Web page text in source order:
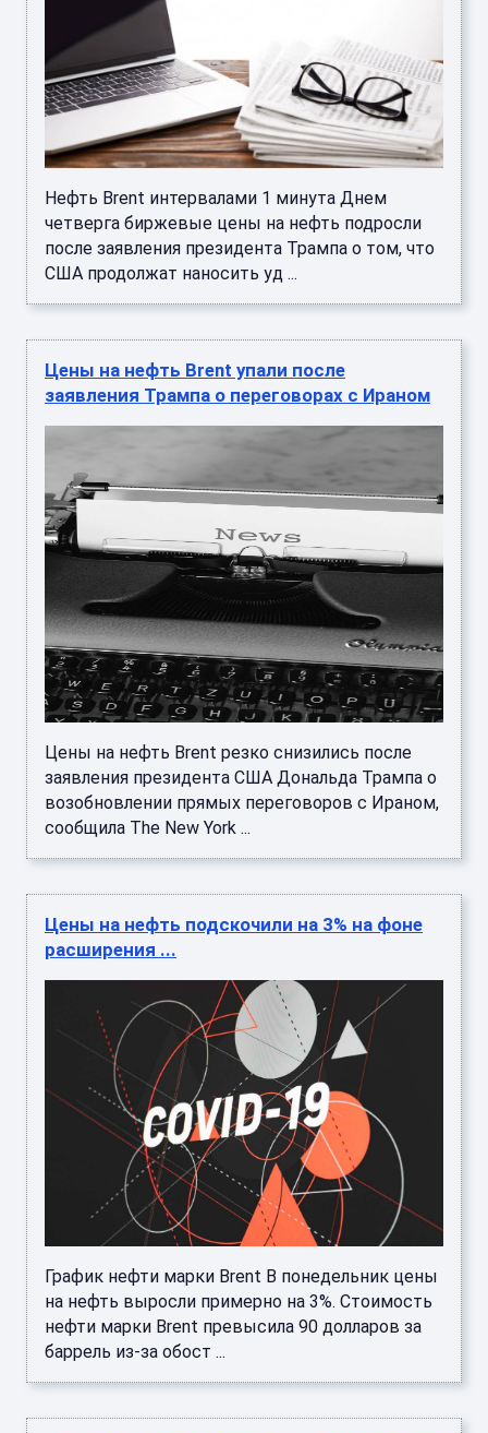
Нефть Brent интервалами 1 минута Днем
четверга биржевые цены на нефть подросли
после заявления президента Трампа о том, что
США продолжат наносить уд ...
Цены на нефть Brent упали после
заявления Трампа о переговорах с Ираном
Цены на нефть Brent резко снизились после
заявления президента США Дональда Трампа о
возобновлении прямых переговоров с Ираном,
сообщила The New York ...
Цены на нефть подскочили на 3% на фоне
расширения ...
График нефти марки Brent В понедельник цены
на нефть выросли примерно на 3%. Стоимость
нефти марки Brent превысила 90 долларов за
баррель из-за обост ...